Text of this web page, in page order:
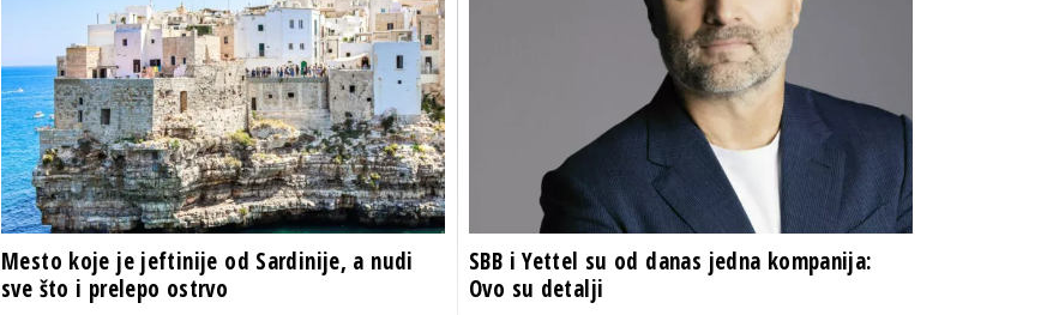
Mesto koje je jeftinije od Sardinije, a nudi
sve što i prelepo ostrvo
SBB i Yettel su od danas jedna kompanija:
Ovo su detalji